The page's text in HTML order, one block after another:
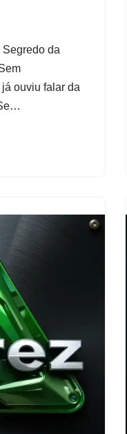
Segredo da
ouviu falar da